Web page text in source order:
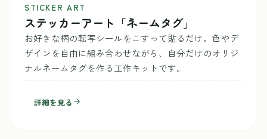
STICKER ART
ステッカーアート「ネームタグ」
お好きな柄の転写シールをこすって貼るだけ。色やデ
ザインを自由に組み合わせながら、自分だけのオリジ
ナルネームタグを作る工作キットです。
詳細を見る